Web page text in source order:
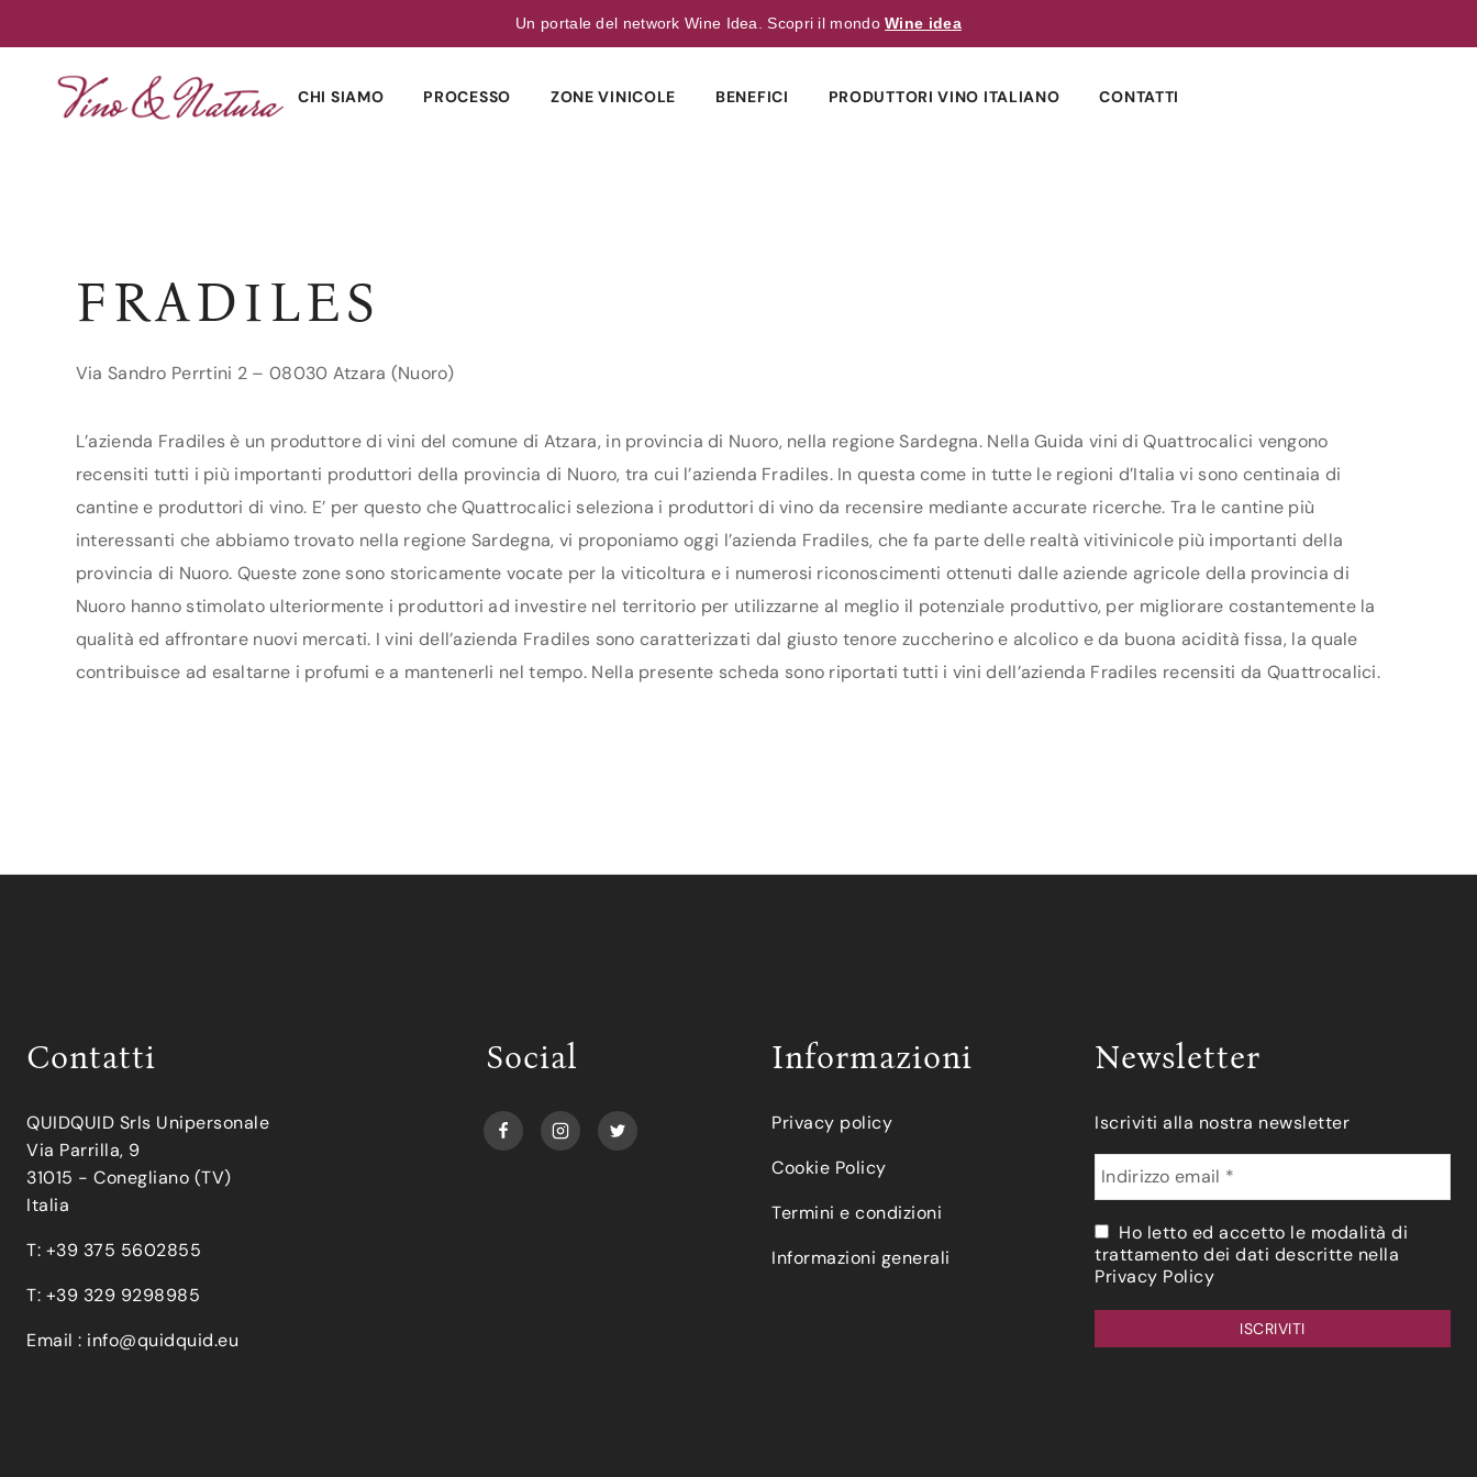
Un portale del network Wine Idea. Scopri il mondoWine idea
CHI SIAMO PROCESSO ZONE VINICOLE BENEFICI PRODUTTORI VINO ITALIANO CONTATTI
FRADILES
Via Sandro Perrtini 2 – 08030 Atzara (Nuoro)
L’azienda Fradiles è un produttore di vini del comune di Atzara, in provincia di Nuoro, nella regione Sardegna. Nella Guida vini di Quattrocalici vengono
recensiti tutti i più importanti produttori della provincia di Nuoro, tra cui l’azienda Fradiles. In questa come in tutte le regioni d’Italia vi sono centinaia di
cantine e produttori di vino. E’ per questo che Quattrocalici seleziona i produttori di vino da recensire mediante accurate ricerche. Tra le cantine più
interessanti che abbiamo trovato nella regione Sardegna, vi proponiamo oggi l’azienda Fradiles, che fa parte delle realtà vitivinicole più importanti della
provincia di Nuoro. Queste zone sono storicamente vocate per la viticoltura e i numerosi riconoscimenti ottenuti dalle aziende agricole della provincia di
Nuoro hanno stimolato ulteriormente i produttori ad investire nel territorio per utilizzarne al meglio il potenziale produttivo, per migliorare costantemente la
qualità ed affrontare nuovi mercati. I vini dell’azienda Fradiles sono caratterizzati dal giusto tenore zuccherino e alcolico e da buona acidità fissa, la quale
contribuisce ad esaltarne i profumi e a mantenerli nel tempo. Nella presente scheda sono riportati tutti i vini dell’azienda Fradiles recensiti da Quattrocalici.
Contatti
QUIDQUID Srls Unipersonale
Via Parrilla, 9
31015 - Conegliano (TV)
Italia
T: +39 375 5602855
T: +39 329 9298985
Email : info@quidquid.eu
Social Informazioni
Privacy policy
Cookie Policy
Termini e condizioni
Informazioni generali
Newsletter
Iscriviti alla nostra newsletter
Ho letto ed accetto le modalità di
trattamento dei dati descritte nella
Privacy Policy